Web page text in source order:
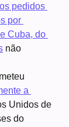
pedidos
por
Cuba, do
não
a
Unidos de
do